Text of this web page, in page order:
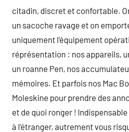
citadin, discret et confortable.
un sacoche ravage et on
uniquement l’équipement
réprésentation : nos appareils,
un roanne Pen, nos
mémoires. Et parfois nos Mac
Moleskine pour prendre des
et de quoi ronger !
à l’étranger, autrement vous